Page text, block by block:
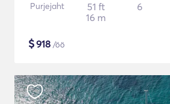
Purjejaht
51 ft
16 m
6
$918 /öö